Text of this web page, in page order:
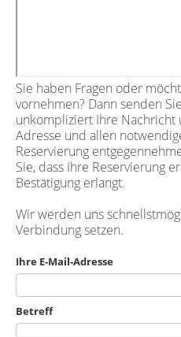
Sie haben Fragen oder
vornehmen? Dann senden
unkompliziert Ihre Nachricht
Adresse und allen
Reservierung
Sie, dass Ihre Reservierung
Bestätigung erlangt.
Wir werden uns
Verbindung setzen.
Ihre E-Mail-Adresse
Betreff